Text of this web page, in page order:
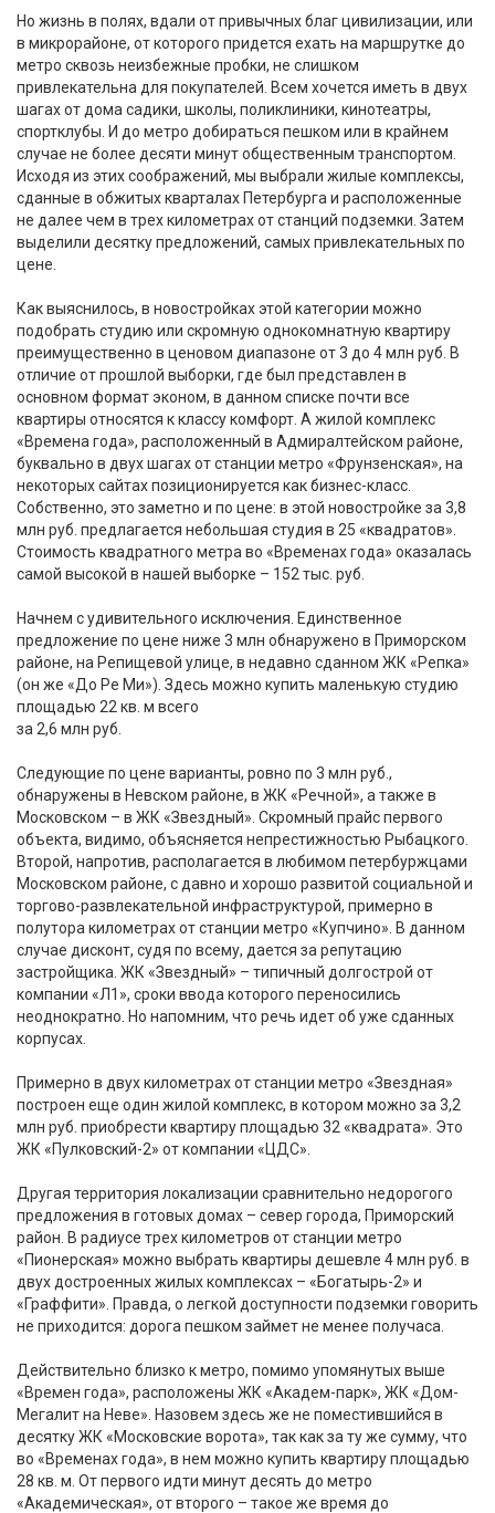
Но жизнь в полях, вдали от привычных благ цивилизации, или
в микрорайоне, от которого придется ехать на маршрутке до
метро сквозь неизбежные пробки, не слишком
привлекательна для покупателей. Всем хочется иметь в двух
шагах от дома садики, школы, поликлиники, кинотеатры,
спортклубы. И до метро добираться пешком или в крайнем
случае не более десяти минут общественным транспортом.
Исходя из этих соображений, мы выбрали жилые комплексы,
сданные в обжитых кварталах Петербурга и расположенные
не далее чем в трех километрах от станций подземки. Затем
выделили десятку предложений, самых привлекательных по
цене.
Как выяснилось, в новостройках этой категории можно
подобрать студию или скромную однокомнатную квартиру
преимущественно в ценовом диапазоне от 3 до 4 млн руб. В
отличие от прошлой выборки, где был представлен в
основном формат эконом, в данном списке почти все
квартиры относятся к классу комфорт. А жилой комплекс
«Времена года», расположенный в Адмиралтейском районе,
буквально в двух шагах от станции метро «Фрунзенская», на
некоторых сайтах позиционируется как бизнес-класс.
Собственно, это заметно и по цене: в этой новостройке за 3,8
млн руб. предлагается небольшая студия в 25 «квадратов».
Стоимость квадратного метра во «Временах года» оказалась
самой высокой в нашей выборке – 152 тыс. руб.
Начнем с удивительного исключения. Единственное
предложение по цене ниже 3 млн обнаружено в Приморском
районе, на Репищевой улице, в недавно сданном ЖК «Репка»
(он же «До Ре Ми»). Здесь можно купить маленькую студию
площадью 22 кв. м всего
за 2,6 млн руб.
Следующие по цене варианты, ровно по 3 млн руб.,
обнаружены в Невском районе, в ЖК «Речной», а также в
Московском – в ЖК «Звездный». Скромный прайс первого
объекта, видимо, объясняется непрестижностью Рыбацкого.
Второй, напротив, располагается в любимом петербуржцами
Московском районе, с давно и хорошо развитой социальной и
торгово-развлекательной инфраструктурой, примерно в
полутора километрах от станции метро «Купчино». В данном
случае дисконт, судя по всему, дается за репутацию
застройщика. ЖК «Звездный» – типичный долгострой от
компании «Л1», сроки ввода которого переносились
неоднократно. Но напомним, что речь идет об уже сданных
корпусах.
Примерно в двух километрах от станции метро «Звездная»
построен еще один жилой комплекс, в котором можно за 3,2
млн руб. приобрести квартиру площадью 32 «квадрата». Это
ЖК «Пулковский-2» от компании «ЦДС».
Другая территория локализации сравнительно недорогого
предложения в готовых домах – север города, Приморский
район. В радиусе трех километров от станции метро
«Пионерская» можно выбрать квартиры дешевле 4 млн руб. в
двух достроенных жилых комплексах – «Богатырь-2» и
«Граффити». Правда, о легкой доступности подземки говорить
не приходится: дорога пешком займет не менее получаса.
Действительно близко к метро, помимо упомянутых выше
«Времен года», расположены ЖК «Академ-парк», ЖК «Дом-
Мегалит на Неве». Назовем здесь же не поместившийся в
десятку ЖК «Московские ворота», так как за ту же сумму, что
во «Временах года», в нем можно купить квартиру площадью
28 кв. м. От первого идти минут десять до метро
«Академическая», от второго – такое же время до